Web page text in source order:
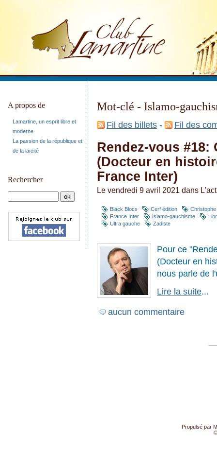
Mot-clé - Islamo-
Fil des billets - Fil des
Rendez-vous
(Docteur en
France Inter)
Le vendredi 9 avril 2021 dans
Black Blocs Cerf édition
France Inter
Islamo-gauchisme
Ultra gauche
Zadiste
Pour ce
(Docteur en
nous parle de
Lire la suite...
aucun commentaire
A propos de
Lamartine, un esprit libre et
moderne
La passion de la république et
de la laïcité
Rechercher
Propulsé par